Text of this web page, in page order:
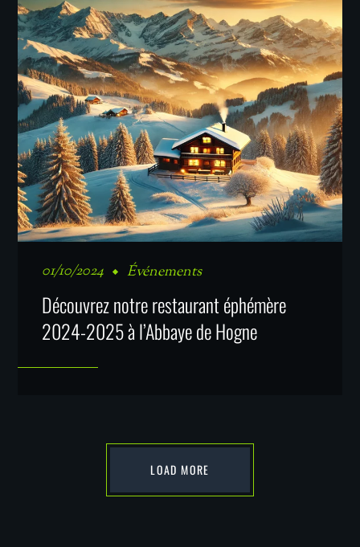
01/10/2024 Événements
Découvrez notre restaurant éphémère
2024-2025 à l’Abbaye de Hogne
LOAD MORE